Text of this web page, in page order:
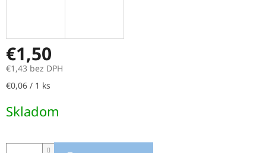
€1,50
€1,43 bez DPH
Jednotková
€0,06 / 1 ks
Skladom